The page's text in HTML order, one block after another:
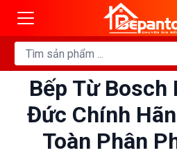
Bếp Từ Bosch
Đức Chính
Toàn Phân